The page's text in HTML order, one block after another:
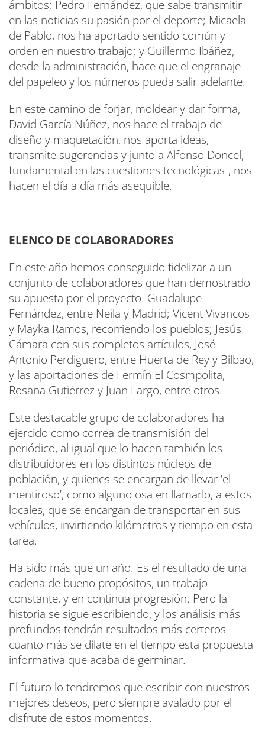
ámbitos; Pedro Fernández, que sabe transmitir
en las noticias su pasión por el deporte; Micaela
de Pablo, nos ha aportado sentido común y
orden en nuestro trabajo; y Guillermo Ibáñez,
desde la administración, hace que el engranaje
del papeleo y los números pueda salir adelante.
En este camino de forjar, moldear y dar forma,
David García Núñez, nos hace el trabajo de
diseño y maquetación, nos aporta ideas,
transmite sugerencias y junto a Alfonso Doncel,-
fundamental en las cuestiones tecnológicas-, nos
hacen el día a día más asequible.
ELENCO DE COLABORADORES
En este año hemos conseguido fidelizar a un
conjunto de colaboradores que han demostrado
su apuesta por el proyecto. Guadalupe
Fernández, entre Neila y Madrid; Vicent Vivancos
y Mayka Ramos, recorriendo los pueblos; Jesús
Cámara con sus completos artículos, José
Antonio Perdiguero, entre Huerta de Rey y Bilbao,
y las aportaciones de Fermín El Cosmpolita,
Rosana Gutiérrez y Juan Largo, entre otros.
Este destacable grupo de colaboradores ha
ejercido como correa de transmisión del
periódico, al igual que lo hacen también los
distribuidores en los distintos núcleos de
población, y quienes se encargan de llevar ‘el
mentiroso’, como alguno osa en llamarlo, a estos
locales, que se encargan de transportar en sus
vehículos, invirtiendo kilómetros y tiempo en esta
tarea.
Ha sido más que un año. Es el resultado de una
cadena de bueno propósitos, un trabajo
constante, y en continua progresión. Pero la
historia se sigue escribiendo, y los análisis más
profundos tendrán resultados más certeros
cuanto más se dilate en el tiempo esta propuesta
informativa que acaba de germinar.
El futuro lo tendremos que escribir con nuestros
mejores deseos, pero siempre avalado por el
disfrute de estos momentos.